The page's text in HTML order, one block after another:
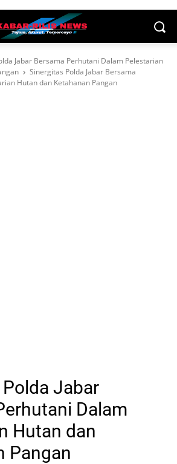
Jabar Bersama Perhutani Dalam Pelestarian
Sinergitas Polda Jabar Bersama
Hutan dan Ketahanan Pangan
Jabar
Dalam
Hutan dan
Pangan